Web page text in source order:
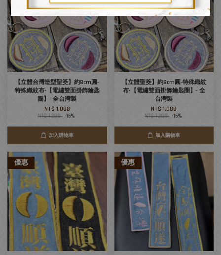
【立體台灣造型聖筊】約8cm圓-
特殊織紋布-【電繡雙面掛飾鑰匙
圈】- 全台灣製
NT$ 1,088
NT$ 1,280 -15%
加入購物車
【立體聖筊】約8cm圓-特殊織紋
布-【電繡雙面掛飾鑰匙圈】- 全
台灣製
NT$ 1,088
NT$ 1,280 -15%
加入購物車
優惠 優惠